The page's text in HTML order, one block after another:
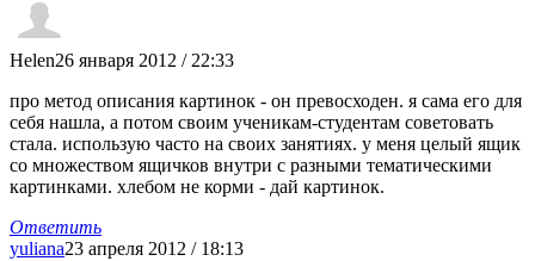
Helen26 января 2012 / 22:33
про метод описания картинок - он превосходен. я сама его для
себя нашла, а потом своим ученикам-студентам советовать
стала. использую часто на своих занятиях. у меня целый ящик
со множеством ящичков внутри с разными тематическими
картинками. хлебом не корми - дай картинок.
Ответить
yuliana23 апреля 2012 / 18:13